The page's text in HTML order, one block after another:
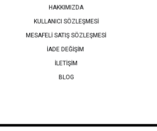
HAKKIMIZDA
KULLANICI SÖZLEŞMESİ
MESAFELİ SATIŞ SÖZLEŞMESİ
İADE DEĞİŞİM
İLETİŞİM
BLOG